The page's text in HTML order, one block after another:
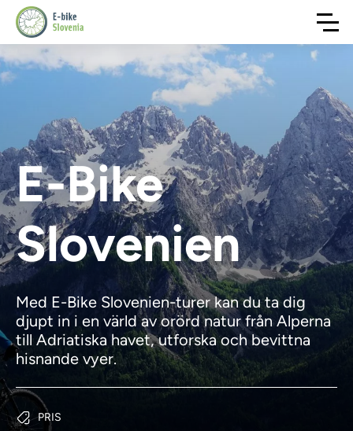
E-Bike
Slovenien
Med E-Bike Slovenien-turer kan du ta dig
djupt in i en värld av orörd natur från Alperna
till Adriatiska havet, utforska och bevittna
hisnande vyer.
PRIS